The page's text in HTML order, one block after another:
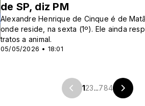
05/05/2026 • 18:01
de SP, diz PM
Alexandre Henrique de Cinque é de
onde reside, na sexta (1º). Ele ainda
tratos a animal.
123...784